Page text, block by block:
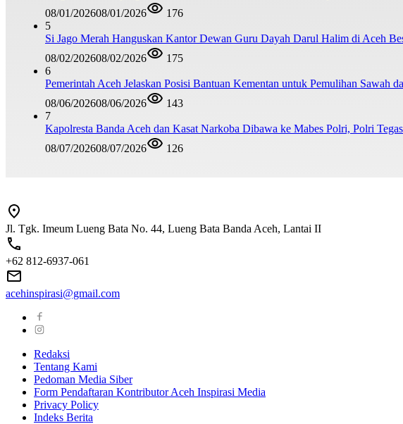
08/01/202608/01/2026
176
5
Si Jago Merah Hanguskan Kantor Dewan Guru Dayah Darul Halim di Aceh
08/02/202608/02/2026
175
6
Pemerintah Aceh Jelaskan Posisi Bantuan Kementan untuk Pemulihan Sawah
08/06/202608/06/2026
143
7
Kapolresta Banda Aceh dan Kasat Narkoba Dibawa ke Mabes Polri, Polri
08/07/202608/07/2026 126
Jl. Tgk. Imeum Lueng Bata No. 44, Lueng Bata Banda Aceh, Lantai II
+62 812-6937-061
acehinspirasi@gmail.com
Redaksi
Tentang Kami
Pedoman Media Siber
Form Pendaftaran Kontributor Aceh Inspirasi Media
Privacy Policy
Indeks Berita